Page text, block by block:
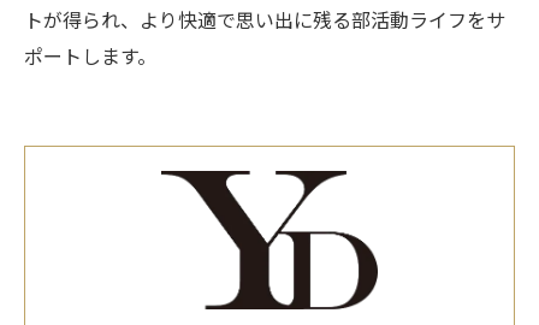
トが得られ、より快適で思い出に残る部活動ライフをサ
ポートします。